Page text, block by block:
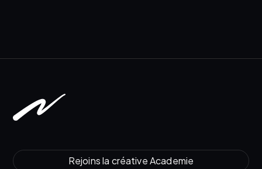
Rejoins la créative Academie